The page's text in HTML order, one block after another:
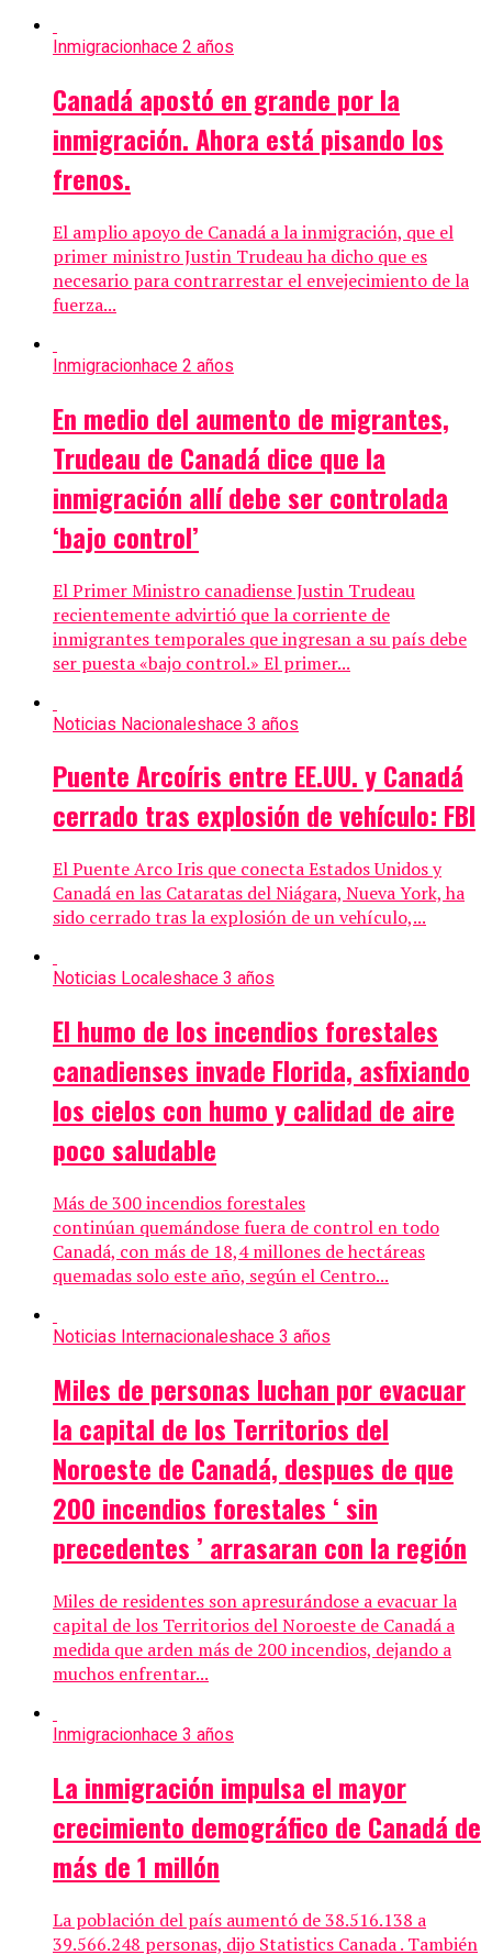
Inmigracionhace 2 años
Canadá apostó en grande por la
inmigración. Ahora está pisando los
frenos.
El amplio apoyo de Canadá a la inmigración, que el
primer ministro Justin Trudeau ha dicho que es
necesario para contrarrestar el envejecimiento de la
fuerza...
Inmigracionhace 2 años
En medio del aumento de migrantes,
Trudeau de Canadá dice que la
inmigración allí debe ser controlada
‘bajo control’
El Primer Ministro canadiense Justin Trudeau
recientemente advirtió que la corriente de
inmigrantes temporales que ingresan a su país debe
ser puesta «bajo control.» El primer...
Noticias Nacionaleshace 3 años
Puente Arcoíris entre EE.UU. y Canadá
cerrado tras explosión de vehículo: FBI
El Puente Arco Iris que conecta Estados Unidos y
Canadá en las Cataratas del Niágara, Nueva York, ha
sido cerrado tras la explosión de un vehículo,...
Noticias Localeshace 3 años
El humo de los incendios forestales
canadienses invade Florida, asfixiando
los cielos con humo y calidad de aire
poco saludable
Más de 300 incendios forestales
continúan quemándose fuera de control en todo
Canadá, con más de 18,4 millones de hectáreas
quemadas solo este año, según el Centro...
Noticias Internacionaleshace 3 años
Miles de personas luchan por evacuar
la capital de los Territorios del
Noroeste de Canadá, despues de que
200 incendios forestales ‘ sin
precedentes ’ arrasaran con la región
Miles de residentes son apresurándose a evacuar la
capital de los Territorios del Noroeste de Canadá a
medida que arden más de 200 incendios, dejando a
muchos enfrentar...
Inmigracionhace 3 años
La inmigración impulsa el mayor
crecimiento demográfico de Canadá de
más de 1 millón
La población del país aumentó de 38.516.138 a
39.566.248 personas, dijo Statistics Canada . También